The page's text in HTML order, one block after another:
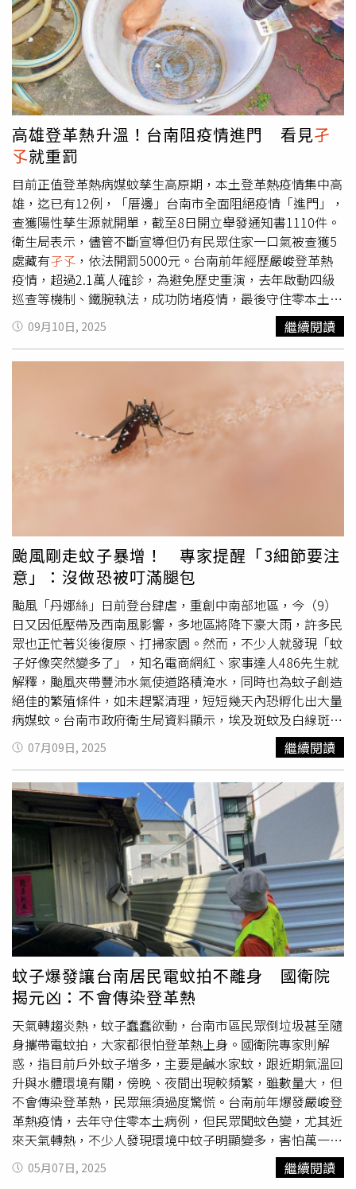
樓病患移往其他樓層進行防蚊隔離，同步展開全院孳生源清
除、病媒蚊密度調查及化學噴藥防治作業，並發放防蚊液供
病患、陪病家屬及醫護人員使用。至於近期出院病患及陪病
者，也將由衛生單位逐一聯繫安排採檢與健康追蹤。疾管署
表示，目前已成立機動防疫隊進駐高雄支援各項防疫工作，
並針對個案居住地、活動地及醫院周邊進行病媒蚊密度調查
與環境清消。根據統計，截至6月12日止，全台今年累計74
例登革熱確診病例，其中68例為境外移入，來源以印尼21
例最多，其次為馬爾地夫14例及越南9例；本土病例則增至
6例，且全數集中在高雄市。疾管署提醒，目前已進入梅雨
季節，各地降雨頻繁，容易形成積水環境孳生病媒蚊，民眾
務必落實「巡、倒、清、刷」，若出現發燒、頭痛、後眼窩
痛、肌肉關節痛、出疹等疑似登革熱症狀，應盡速就醫並主
動告知活動史，以利及早診斷及防治。
容器，降低病媒蚊傳播風險。為避免登革熱疫情傳播，桃園
市政府已於6月1日公告「桃園市防止病媒蚊孳生，預防登革
熱、屈公病及茲卡病毒感染症之孳生源清除防疫措施」，如
未主動清除積水容器及積水處，導致孳生病媒蚊幼蟲（孑
孓），違反者將依傳染病防治法開罰3千元至1萬5千元罰
鍰，目前已針對病媒蚊孳生源總計開立13件登革熱違規稽查
單，並依法進行裁罰，呼籲民眾多加注意住家周遭環境，避
免受罰。如有任何登革熱防治的疑問，可撥打市民諮詢服務
熱線1999或防疫專線0800-033-355洽詢。
高雄登革熱升溫！台南阻疫情進門 看見孑
孓就重罰
目前正值登革熱病媒蚊孳生高原期，本土登革熱疫情集中高
雄，迄已有12例，「厝邊」台南市全面阻絕疫情「進門」，
查獲陽性孳生源就開單，截至8日開立舉發通知書1110件。
衛生局表示，儘管不斷宣導但仍有民眾住家一口氣被查獲5
處藏有孑孓 ，依法開罰5000元。台南前年經歷嚴峻登革熱
疫情，超過2.1萬人確診，為避免歷史重演，去年啟動四級
巡查等機制、鐵腕執法，成功防堵疫情，最後守住零本土病
例。台南市登革熱防治中心指出，自4月1日起至12月31
日，公、私場所所有人、管理人或使用人應主動清除場所內
登革熱病媒蚊孳生源，如查獲孳生源，依傳染病防治法第25
元罰鍰，無改善期。衛生局表示，統計去年針對查獲陽性孳
生源共開出3000張舉發單，今年迄已巡查、開單5個月，目
前1110張，數量較去年減少，顯見民眾防疫意識提高。即
有負責登革熱孳生源複查的防疫人員指出，可能是前年才剛
經歷登革熱爆發，多數民眾害怕再上演疫情，不乏有幾區每
獲病媒蚊孳生。登防中心分析1110張舉發單樣態，其中住
家舉發就占了近7成，空地也多達約15％，另也有停車場、
果菜園、工地、空屋、寺廟、市場、學校、公園遭開單。衛
生局提到，災區今年因屋損多，家中環境克難導致常見陽性
孳生源，為此出動182名以工代賑人力投入災區協助清除孳
生源、傾倒積水容器。此外，針對工地也屢查獲孑孓，相關
人員雖反映「有找人噴藥」，但防疫人員巡查常見工人隨地
丟飲料、空罐，又工地要時常灑水抑制揚塵，可能因此造成
積水容器，預計下周也將邀集工地人員舉辦教育訓練與宣
導。
09月10日, 2025 繼續閱讀
颱風剛走蚊子暴增！ 專家提醒「3細節要注
意」：沒做恐被叮滿腿包
颱風「丹娜絲」日前登台肆虐，重創中南部地區，今（9）
日又因低壓帶及西南風影響，多地區將降下豪大雨，許多民
眾也正忙著災後復原、打掃家園。然而，不少人就發現「蚊
子好像突然變多了」，知名電商網紅、家事達人486先生就
解釋，颱風夾帶豐沛水氣使道路積淹水，同時也為蚊子創造
絕佳的繁殖條件，如未趕緊清理，短短幾天內恐孵化出大量
病媒蚊。台南市政府衛生局資料顯示，埃及斑蚊及白線斑蚊
是登革熱主要病媒蚊，前述2種斑蚊的幼蟲（
孑孓）喜歡生
長在乾淨的水域，只要0.5公分高的水即可成為孵化的空
間，如樹洞、椰子殼、竹筒、飲料罐、紙杯、紙碗、水桶，
洗澡盆、鍋碗瓢盆等，只要有積水就有機會成為斑蚊產卵的
孳生源之一。據統計，病媒蚊陽性容器態樣以桶、缸、甕、
盆佔65.71%為最大宗，其次為帆布、大型塑膠袋等，容器
如未即時清除，下雨過後即會成為登革熱病媒蚊孳生的溫
床，如容器未及時被清除，1週後就會產生數量龐大的登革
熱病媒蚊，登革熱傳播風險也同步提升。486先生表示，颱
風過後，大多數人只顧著掃落葉、擦地板，卻忘了清理陽台
水桶、盆栽底盤、排水孔積水，而這些地方最容易孳生蚊
蟲，若未注意恐被叮得滿腿包。486先生指出，除了遵循
「巡、倒、清、刷」4步驟外，平時家中也可準備適當防蚊
用品，像是防蚊噴霧、防蚊掛片和滅蚊燈等等，有些家長也
會為孩子準備驅蚊貼片、驅蚊手環，不論是哪種產品，都應
注意標示的有效期限，定時更換才可降低被蚊蟲叮咬的機
會。486先生也補充道，如果發現住家周邊蚊子數量明顯增
多，可以在玄關、陽台、落地窗等出入口放置防蚊掛片；若
使用捕蚊燈，建議睡前1至2小時就先開啟，同時關閉房內其
他燈源，避免干擾捕蚊效果。
07月09日, 2025 繼續閱讀
蚊子爆發讓台南居民電蚊拍不離身 國衛院
揭元凶：不會傳染登革熱
天氣轉趨炎熱，蚊子蠢蠢欲動，台南市區民眾倒垃圾甚至隨
身攜帶電蚊拍，大家都很怕登革熱上身。國衛院專家則解
惑，指目前戶外蚊子增多，主要是鹹水家蚊，跟近期氣溫回
升與水體環境有關，傍晚、夜間出現較頻繁，雖數量大，但
不會傳染登革熱，民眾無須過度驚慌。台南前年爆發嚴峻登
革熱疫情，去年守住零本土病例，但民眾聞蚊色變，尤其近
來天氣轉熱，不少人發現環境中蚊子明顯變多，害怕萬一遭
蚊子叮咬，可能染疫。台南市政府衛生局指出，為阻絕登革
熱疫情，4月1日起針對查獲孳生源，即依據傳染病防治法第
05月07日, 2025 繼續閱讀